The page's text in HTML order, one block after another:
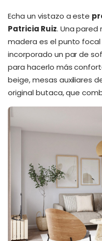
Echa un vistazo a este
Patricia Ruiz. Una
madera es el punto focal
incorporado un par de
para hacerlo más
beige, mesas auxiliares
original butaca, que